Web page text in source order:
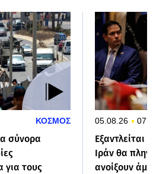
ΚΟΣΜΟΣ
σύνορα
για τους
05.08.26
Ιράν θα
ανοίξουν